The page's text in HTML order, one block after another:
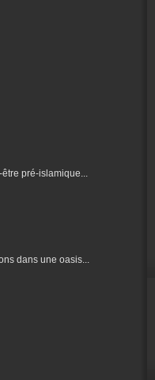
pré-islamique...
dans une oasis...